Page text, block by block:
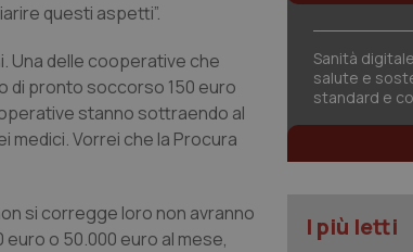
questi aspetti”.
Una delle cooperative che
di pronto soccorso 150 euro
stanno sottraendo al
medici. Vorrei che la Procura
si corregge loro non avranno
o 50.000 euro al mese,
Sanità
salute e
standard e
I più letti